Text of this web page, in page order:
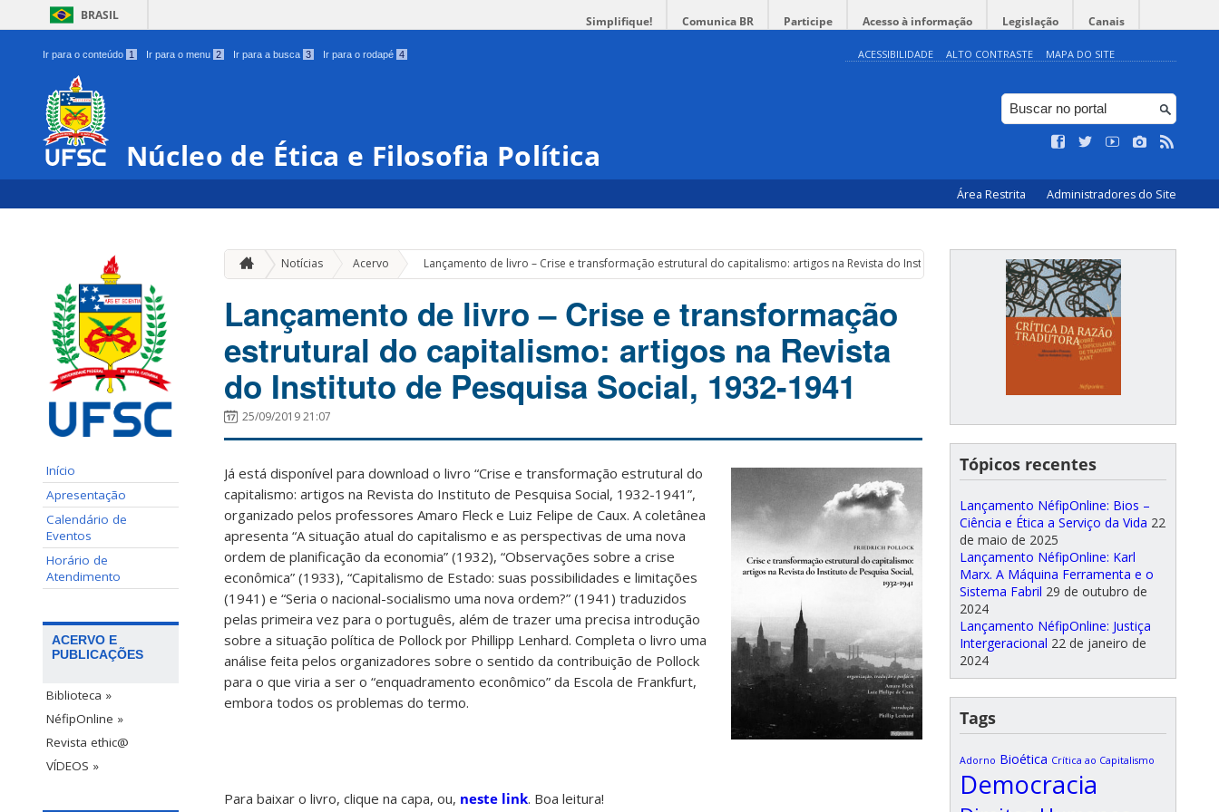
BRASIL Simplifique! Comunica BR Participe Acesso à informação Legislação Canais
Ir para o conteúdo 1 Ir para o menu 2 Ir para a busca 3 Ir para o rodapé 4 ACESSIBILIDADE ALTO CONTRASTE MAPA DO SITE
Núcleo de Ética e Filosofia Política
Área Restrita Administradores do Site
Início
Apresentação
Calendário de
Eventos
Horário de
Atendimento
ACERVO E
PUBLICAÇÕES
Biblioteca »
NéfipOnline »
Revista ethic@
VÍDEOS »
Notícias Acervo » Lançamento de livro – Crise e transformação estrutural do capitalismo: artigos na Revista do Instituto de Pesquisa Social, 1932-1941
Lançamento de livro – Crise e transformação
estrutural do capitalismo: artigos na Revista
do Instituto de Pesquisa Social, 1932-1941
25/09/2019 21:07
Já está disponível para download o livro “Crise e transformação estrutural do
capitalismo: artigos na Revista do Instituto de Pesquisa Social, 1932-1941”,
organizado pelos professores Amaro Fleck e Luiz Felipe de Caux. A coletânea
apresenta “A situação atual do capitalismo e as perspectivas de uma nova
ordem de planificação da economia” (1932), “Observações sobre a crise
econômica” (1933), “Capitalismo de Estado: suas possibilidades e limitações
(1941) e “Seria o nacional-socialismo uma nova ordem?” (1941) traduzidos
pelas primeira vez para o português, além de trazer uma precisa introdução
sobre a situação política de Pollock por Phillipp Lenhard. Completa o livro uma
análise feita pelos organizadores sobre o sentido da contribuição de Pollock
para o que viria a ser o “enquadramento econômico” da Escola de Frankfurt,
embora todos os problemas do termo.
Para baixar o livro, clique na capa, ou, neste link. Boa leitura!
Tópicos recentes
Lançamento NéfipOnline: Bios –
Ciência e Ética a Serviço da Vida 22
de maio de 2025
Lançamento NéfipOnline: Karl
Marx. A Máquina Ferramenta e o
Sistema Fabril 29 de outubro de
2024
Lançamento NéfipOnline: Justiça
Intergeracional 22 de janeiro de
2024
Tags
Adorno Bioética Crítica ao Capitalismo
Democracia